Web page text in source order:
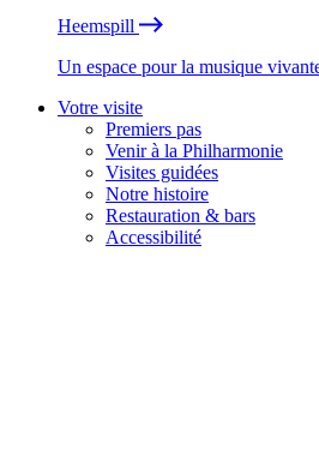
Heemspill
Un espace pour la musique
Votre visite
Premiers pas
Venir à la Philharmonie
Visites guidées
Notre histoire
Restauration & bars
Accessibilité